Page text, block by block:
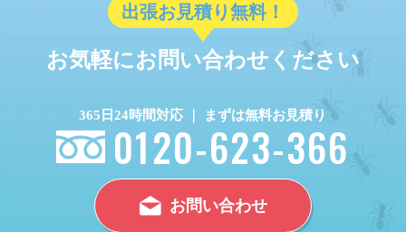
出張お見積り無料！
お気軽にお問い合わせください
365日24時間対応 ｜ まずは無料お見積り
0120-623-366
お問い合わせ